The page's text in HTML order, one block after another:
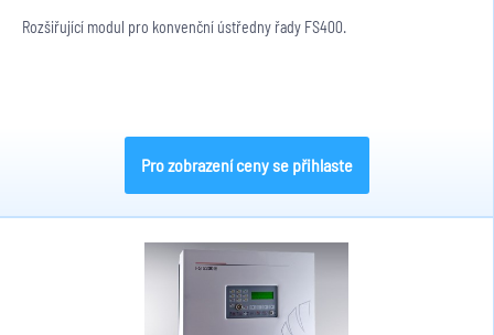
Rozšiřující modul pro konvenční ústředny řady FS400.
Pro zobrazení ceny se přihlaste